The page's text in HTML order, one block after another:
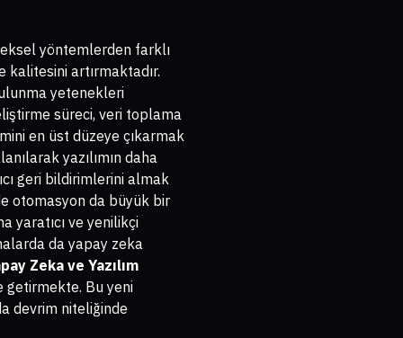
yöntemlerden farklı
artırmaktadır.
yetenekleri
süreci, veri toplama
en üst düzeye çıkarmak
yazılımın daha
geri bildirimlerini almak
otomasyon da büyük bir
yaratıcı ve yenilikçi
da yapay zeka
Zeka ve Yazılım
getirmekte. Bu yeni
devrim niteliğinde